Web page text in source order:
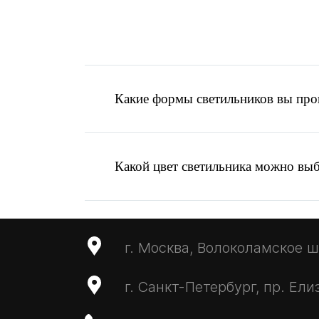
Написать запрос
Какие формы светильников вы
Какой цвет светильника можно
г. Москва, Волоколамское
г. Санкт-Петербург, пр.